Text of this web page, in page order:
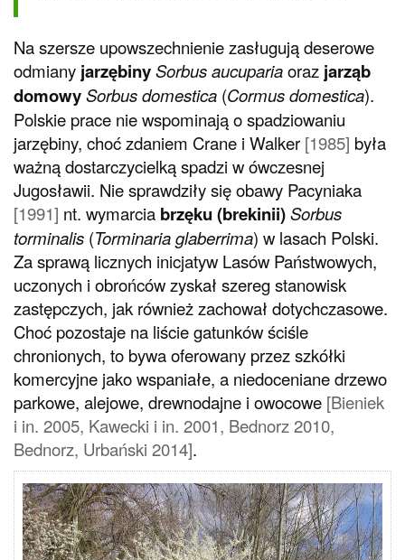
Na szersze upowszechnienie zasługują deserowe
odmiany jarzębinySorbus aucupariaoraz jarząb
domowySorbus domestica (Cormus domestica).
Polskie prace nie wspominają o spadziowaniu
jarzębiny, choć zdaniem Crane i Walker [1985] była
ważną dostarczycielką spadzi w ówczesnej
Jugosławii. Nie sprawdziły się obawy Pacyniaka
[1991] nt. wymarcia brzęku (brekinii)Sorbus
torminalis (Torminaria glaberrima) w lasach Polski.
Za sprawą licznych inicjatyw Lasów Państwowych,
uczonych i obrońców zyskał szereg stanowisk
zastępczych, jak również zachował dotychczasowe.
Choć pozostaje na liście gatunków ściśle
chronionych, to bywa oferowany przez szkółki
komercyjne jako wspaniałe, a niedoceniane drzewo
parkowe, alejowe, drewnodajne i owocowe [Bieniek
i in. 2005, Kawecki i in. 2001, Bednorz 2010,
Bednorz, Urbański 2014].